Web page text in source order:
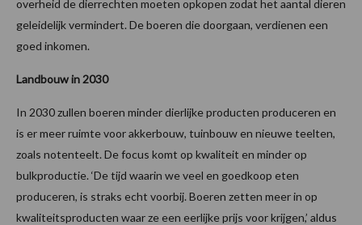
overheid de dierrechten moeten opkopen zodat het aantal dieren
geleidelijk vermindert. De boeren die doorgaan, verdienen een
goed inkomen.
Landbouw in 2030
In 2030 zullen boeren minder dierlijke producten produceren en
is er meer ruimte voor akkerbouw, tuinbouw en nieuwe teelten,
zoals notenteelt. De focus komt op kwaliteit en minder op
bulkproductie. ‘De tijd waarin we veel en goedkoop eten
produceren, is straks echt voorbij. Boeren zetten meer in op
kwaliteitsproducten waar ze een eerlijke prijs voor krijgen,’ aldus